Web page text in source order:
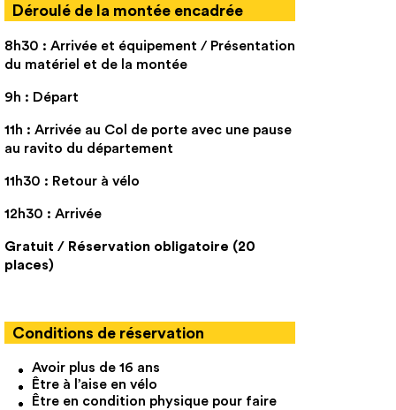
Déroulé de la montée encadrée
8h30 : Arrivée et équipement / Présentation
du matériel et de la montée
9h : Départ
11h : Arrivée au Col de porte avec une pause
au ravito du département
11h30 : Retour à vélo
12h30 : Arrivée
Gratuit / Réservation obligatoire (20
places)
Conditions de réservation
Avoir plus de 16 ans
Être à l’aise en vélo
Être en condition physique pour faire